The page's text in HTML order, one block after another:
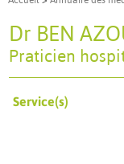
Dr BEN
Praticien
Service(s)